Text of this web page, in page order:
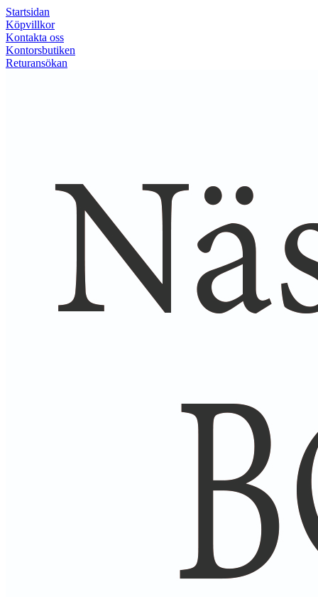
Startsidan
Köpvillkor
Kontakta oss
Kontorsbutiken
Returansökan